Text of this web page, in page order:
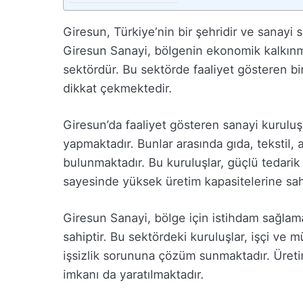
Giresun, Türkiye’nin bir şehridir ve sanayi
Giresun Sanayi, bölgenin ekonomik
sektördür. Bu sektörde faaliyet gösteren
dikkat çekmektedir.
Giresun’da faaliyet gösteren sanayi
yapmaktadır. Bunlar arasında gıda,
bulunmaktadır. Bu kuruluşlar, güçlü
sayesinde yüksek üretim kapasitelerine
Giresun Sanayi, bölge için istihdam
sahiptir. Bu sektördeki kuruluşlar, işçi ve
işsizlik sorununa çözüm sunmaktadır.
imkanı da yaratılmaktadır.